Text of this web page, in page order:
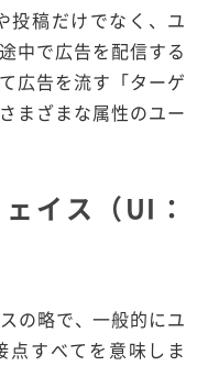
投稿だけでなく、ユ
中で広告を配信する
広告を流す「ターゲ
まざまな属性のユー
イス（UI：
の略で、一般的にユ
点すべてを意味しま